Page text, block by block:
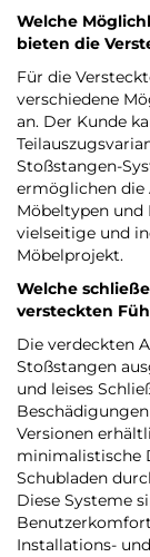
Welche
bieten die
Für die
verschiedene
an. Der Kunde
Stoßstangen-
ermöglichen die
Möbeltypen
vielseitige und
Möbelprojekt.
Welche
versteckten
Die verdeckten
Stoßstangen
und leises
Versionen
minimalistische
Schubladen
Diese Systeme
Installations-